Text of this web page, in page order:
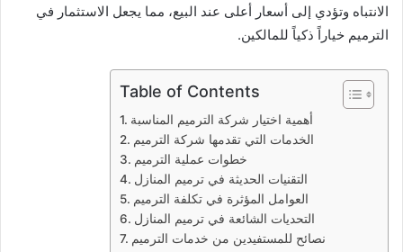
الانتباه وتؤدي إلى أسعار أعلى عند البيع، مما يجعل الاستثمار في
الترميم خياراً ذكياً للمالكين.
Table of Contents
أهمية اختيار شركة الترميم المناسبة
الخدمات التي تقدمها شركة الترميم
خطوات عملية الترميم
التقنيات الحديثة في ترميم المنازل
العوامل المؤثرة في تكلفة الترميم
التحديات الشائعة في ترميم المنازل
نصائح للمستفيدين من خدمات الترميم